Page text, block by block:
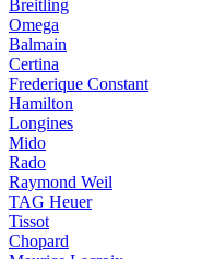
Breitling
Omega
Balmain
Certina
Frederique Constant
Hamilton
Longines
Mido
Rado
Raymond Weil
TAG Heuer
Tissot
Chopard